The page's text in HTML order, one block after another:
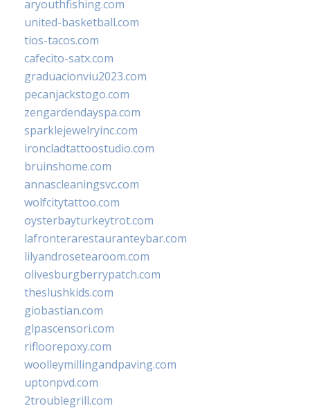
aryouthfishing.com
united-basketball.com
tios-tacos.com
cafecito-satx.com
graduacionviu2023.com
pecanjackstogo.com
zengardendayspa.com
sparklejewelryinc.com
ironcladtattoostudio.com
bruinshome.com
annascleaningsvc.com
wolfcitytattoo.com
oysterbayturkeytrot.com
lafronterarestauranteybar.com
lilyandrosetearoom.com
olivesburgberrypatch.com
theslushkids.com
giobastian.com
glpascensori.com
rifloorepoxy.com
woolleymillingandpaving.com
uptonpvd.com
2troublegrill.com